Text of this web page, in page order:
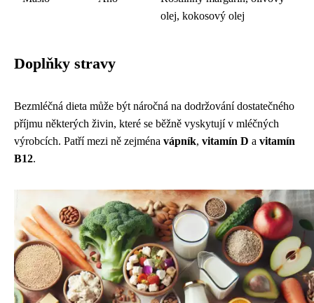
olej, kokosový olej
Doplňky stravy
Bezmléčná dieta může být náročná na dodržování dostatečného
příjmu některých živin, které se běžně vyskytují v mléčných
výrobcích. Patří mezi ně zejména vápník, vitamín D a vitamín
B12.